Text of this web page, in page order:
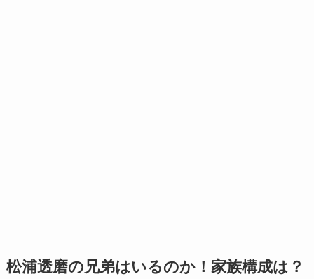
松浦透磨の兄弟はいるのか！家族構成は？